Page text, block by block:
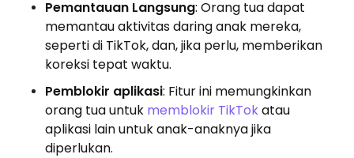
Pemantauan Langsung: Orang tua dapat
memantau aktivitas daring anak mereka,
seperti di TikTok, dan, jika perlu, memberikan
koreksi tepat waktu.
Pemblokir aplikasi: Fitur ini memungkinkan
orang tua untuk memblokir TikTokatau
aplikasi lain untuk anak-anaknya jika
diperlukan.